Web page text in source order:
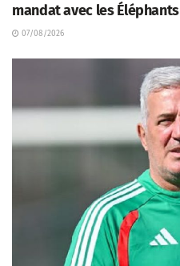
mandat avec les Éléphants
07/08/2026